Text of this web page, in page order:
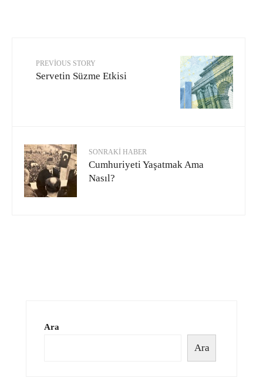
PREVIOUS STORY
Servetin Süzme Etkisi
SONRAKI HABER
Cumhuriyeti Yaşatmak Ama
Nasıl?
Ara
Ara